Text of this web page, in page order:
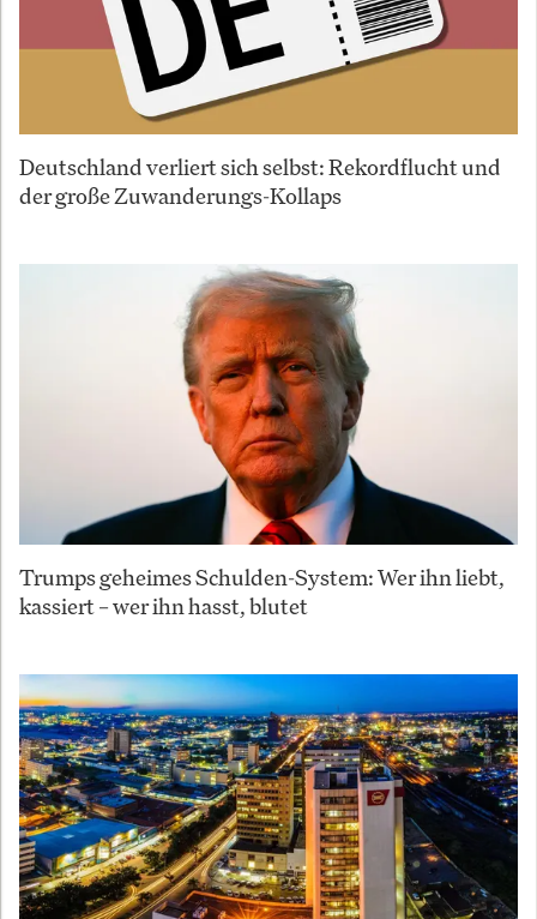
Deutschland verliert sich selbst: Rekordflucht und
der große Zuwanderungs-Kollaps
Trumps geheimes Schulden-System: Wer ihn liebt,
kassiert – wer ihn hasst, blutet